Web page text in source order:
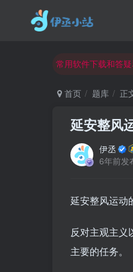
欢迎反馈网站中存
常用软件下载和答
欢迎访问伊丞小站！
首页 题库 正
延安整风
伊丞
6年前发
延安整风运动
反对主观主义
主要的任务。